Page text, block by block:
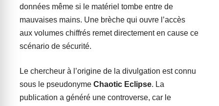
données même si le matériel tombe entre de
mauvaises mains. Une brèche qui ouvre l’accès
aux volumes chiffrés remet directement en cause ce
scénario de sécurité.
Le chercheur à l’origine de la divulgation est connu
sous le pseudonyme Chaotic Eclipse. La
publication a généré une controverse, car le